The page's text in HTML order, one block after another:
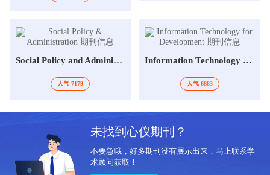
Social Policy and Administration
人气 7179
Information Technology for Development
人气 6883
未找到心仪期刊？
不要急哦，好多期刊没有展示出来，马上联系学
术顾问获取！